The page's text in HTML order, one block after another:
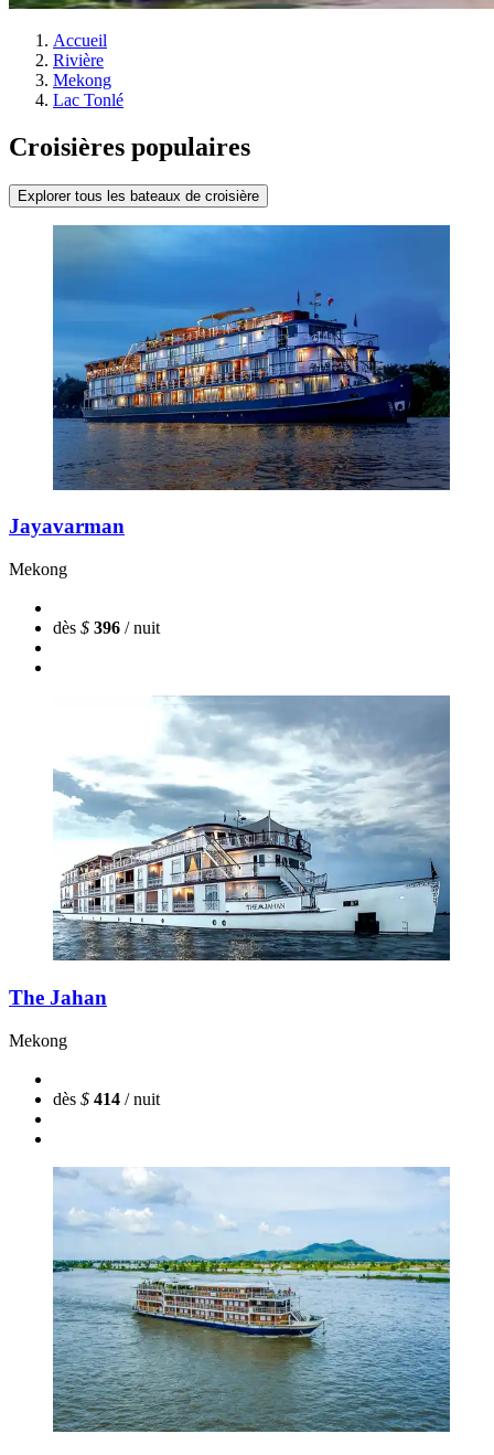
Accueil
Rivière
Mekong
Lac Tonlé
Croisières populaires
Explorer tous les bateaux de croisière
Jayavarman
Mekong
dès $ 396 / nuit
The Jahan
Mekong
dès $ 414 / nuit